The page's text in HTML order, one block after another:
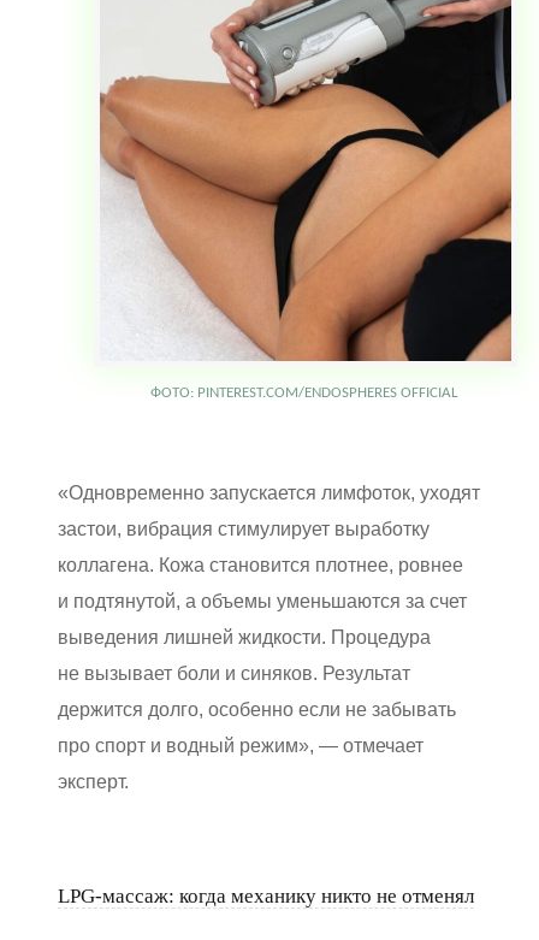
ФОТО: PINTEREST.COM/ENDOSPHERES OFFICIAL
«Одновременно запускается лимфоток, уходят
застои, вибрация стимулирует выработку
коллагена. Кожа становится плотнее, ровнее
и подтянутой, а объемы уменьшаются за счет
выведения лишней жидкости. Процедура
не вызывает боли и синяков. Результат
держится долго, особенно если не забывать
про спорт и водный режим», — отмечает
эксперт.
LPG-массаж: когда механику никто не отменял